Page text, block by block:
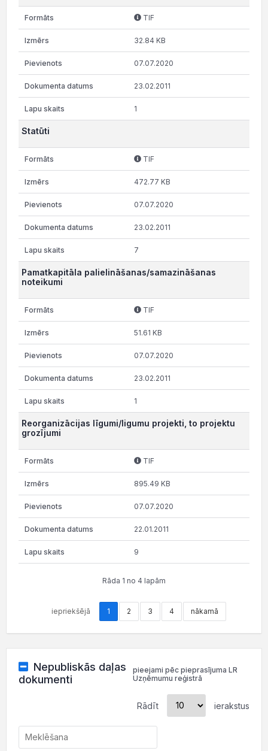
TIF
32.84 KB
07.07.2020
23.02.2011
1
Statūti
TIF
472.77 KB
07.07.2020
23.02.2011
7
Pamatkapitāla palielināšanas/samazināšanas
noteikumi
TIF
51.61 KB
07.07.2020
23.02.2011
1
Reorganizācijas līgumi/ligumu projekti, to projektu
grozījumi
TIF
895.49 KB
07.07.2020
22.01.2011
9
Rāda 1 no 4 lapām
iepriekšējā 1 2 3 4 nākamā
Nepubliskās daļas
dokumenti
pieejami pēc pieprasījuma LR
Uzņēmumu reģistrā
Rādīt ierakstus